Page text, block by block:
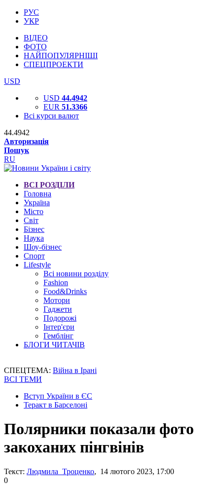
РУС
УКР
ВІДЕО
ФОТО
НАЙПОПУЛЯРНІШІ
СПЕЦПРОЕКТИ
USD
USD 44.4942
EUR 51.3366
Всі курси валют
44.4942
Авторизація
Пошук
RU
ВСІ РОЗДІЛИ
Головна
Україна
Місто
Світ
Бізнес
Наука
Шоу-бізнес
Спорт
Lifestyle
Всі новини розділу
Fashion
Food&Drinks
Мотори
Гаджети
Подорожі
Інтер'єри
Гемблінг
БЛОГИ ЧИТАЧІВ
СПЕЦТЕМА: Війна в Ірані
ВСІ ТЕМИ
Вступ України в ЄС
Теракт в Барселоні
Полярники показали фото
закоханих пінгвінів
Текст: Людмила Троценко, 14 лютого 2023, 17:00
0